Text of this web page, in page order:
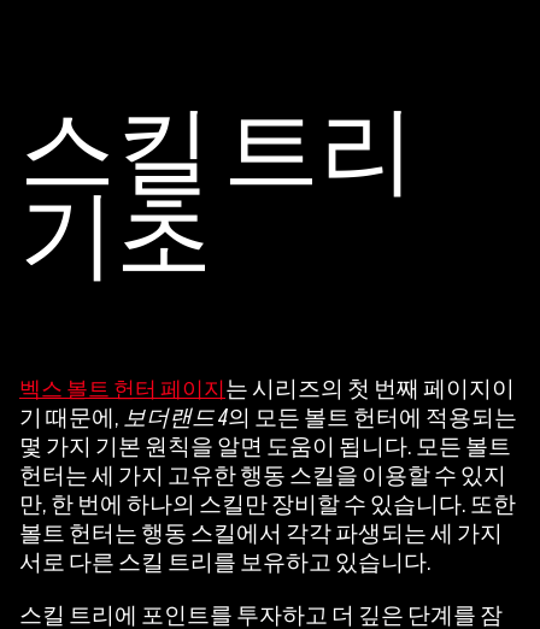
전
송
됩
니
다.
스킬 트리
기초
벡스 볼트 헌터 페이지 는 시리즈의 첫 번째 페이지이
기 때문에, 보더랜드 4의 모든 볼트 헌터에 적용되는
몇 가지 기본 원칙을 알면 도움이 됩니다. 모든 볼트
헌터는 세 가지 고유한 행동 스킬을 이용할 수 있지
만, 한 번에 하나의 스킬만 장비할 수 있습니다. 또한
볼트 헌터는 행동 스킬에서 각각 파생되는 세 가지
서로 다른 스킬 트리를 보유하고 있습니다.
스킬 트리에 포인트를 투자하고 더 깊은 단계를 잠